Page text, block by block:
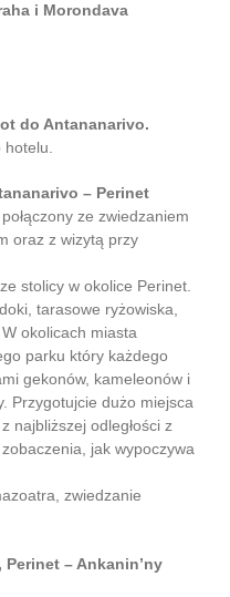
i Morondava
do Antananarivo.
– Perinet
ze zwiedzaniem
oraz z wizytą przy
stolicy w okolice Perinet.
tarasowe ryżowiska,
okolicach miasta
parku który każdego
gekonów, kameleonów i
Przygotujcie dużo miejsca
najbliższej odległości z
jak wypoczywa
zwiedzanie
– Ankanin’ny